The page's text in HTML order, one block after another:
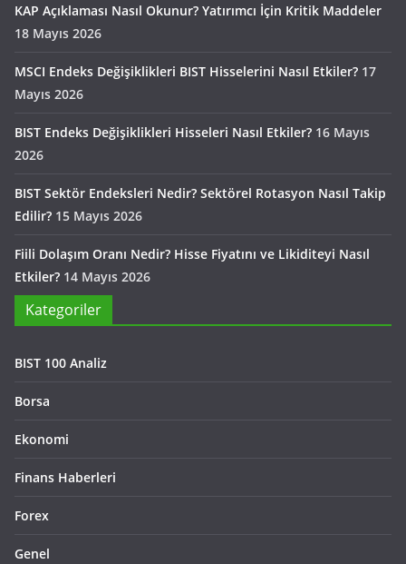
KAP Açıklaması Nasıl Okunur? Yatırımcı İçin Kritik Maddeler
18 Mayıs 2026
MSCI Endeks Değişiklikleri BIST Hisselerini Nasıl Etkiler? 17
Mayıs 2026
BIST Endeks Değişiklikleri Hisseleri Nasıl Etkiler? 16 Mayıs
2026
BIST Sektör Endeksleri Nedir? Sektörel Rotasyon Nasıl Takip
Edilir? 15 Mayıs 2026
Fiili Dolaşım Oranı Nedir? Hisse Fiyatını ve Likiditeyi Nasıl
Etkiler? 14 Mayıs 2026
Kategoriler
BIST 100 Analiz
Borsa
Ekonomi
Finans Haberleri
Forex
Genel